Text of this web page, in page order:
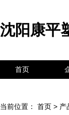
沈阳康平
首页
当前位置： 首页 > 产